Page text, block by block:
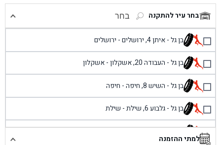
בחר עיר להתקנה בחר
בן גל - איתן 4, ירושלים - ירושלים
בן גל - העבודה 20, אשקלון - אשקלון
בן גל - השיש 8, חיפה - חיפה
בן גל - גלבוע 6, שילת - שילת
בן גל - פוריידיס, כניסה צפונית מול כביש 4 - פרדיס
למתי ההזמנה